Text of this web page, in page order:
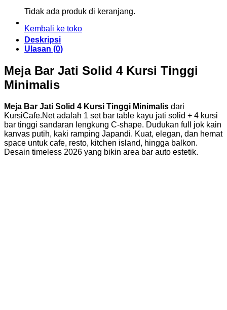
Tidak ada produk di keranjang.
Kembali ke toko
Deskripsi
Ulasan (0)
Meja Bar Jati Solid 4 Kursi Tinggi
Minimalis
Meja Bar Jati Solid 4 Kursi Tinggi Minimalis dari
KursiCafe.Net adalah 1 set bar table kayu jati solid + 4 kursi
bar tinggi sandaran lengkung C-shape. Dudukan full jok kain
kanvas putih, kaki ramping Japandi. Kuat, elegan, dan hemat
space untuk cafe, resto, kitchen island, hingga balkon.
Desain timeless 2026 yang bikin area bar auto estetik.